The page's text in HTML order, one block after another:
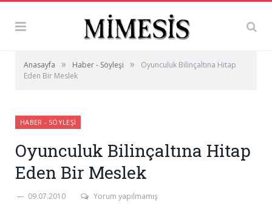
Anasayfa » Haber - Söyleşi »
Oyunculuk Bilinçaltına Hitap
Eden Bir Meslek
HABER - SÖYLEŞI
Oyunculuk Bilinçaltına Hitap
Eden Bir Meslek
09.07.2010 Yorum yapılmamış